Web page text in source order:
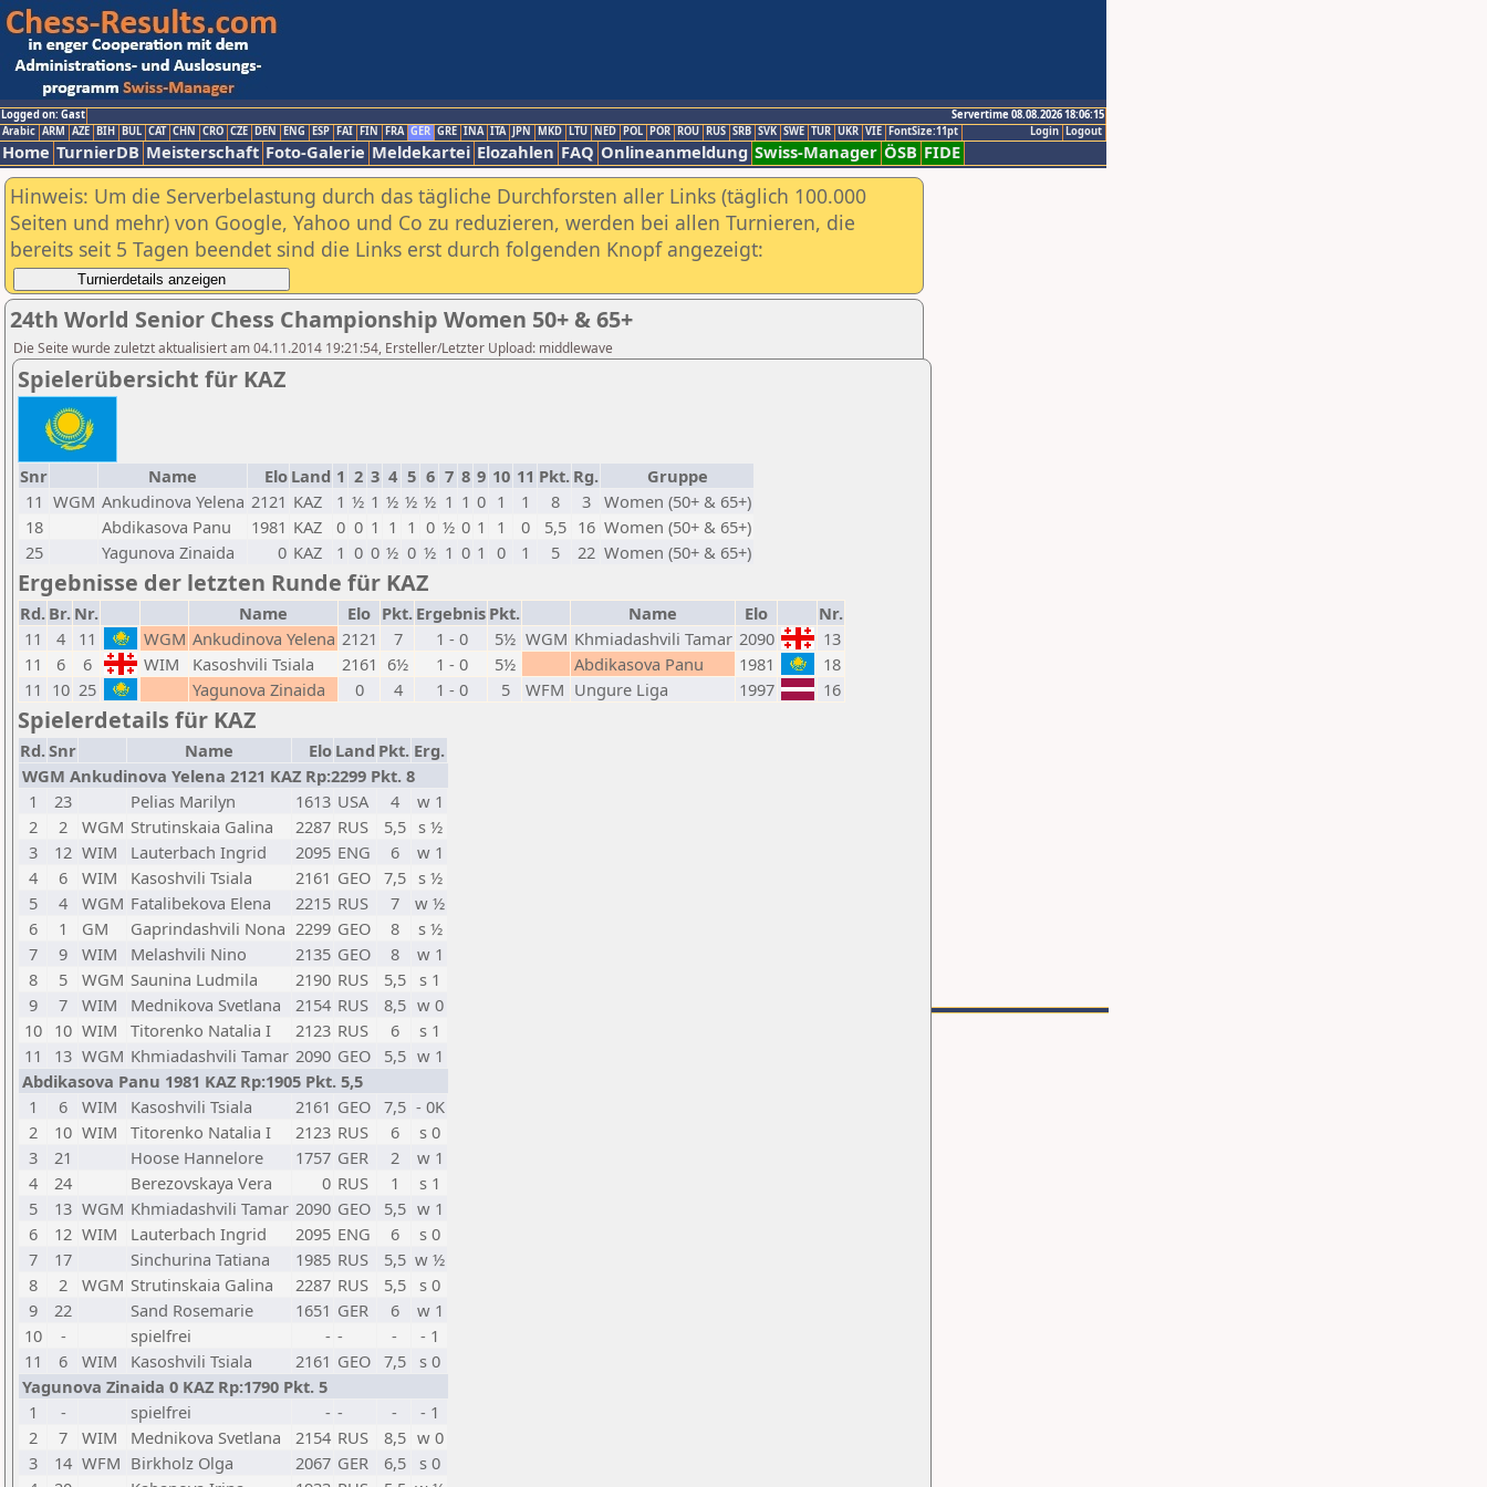
Logged on: Gast
Servertime 08.08.2026 18:06:15
Logout
Login
Arabic ARM AZE BIH BUL CAT CHN CRO CZE DEN ENG ESP FAI FIN FRA GER GRE INA ITA JPN MKD LTU NED POL POR ROU RUS SRB SVK SWE TUR UKR VIE FontSize:11pt
Home TurnierDB Meisterschaft Foto-Galerie Meldekartei Elozahlen FAQ Onlineanmeldung Swiss-Manager ÖSB FIDE
Hinweis: Um die Serverbelastung durch das tägliche Durchforsten aller Links (täglich 100.000
Seiten und mehr) von Google, Yahoo und Co zu reduzieren, werden bei allen Turnieren, die
bereits seit 5 Tagen beendet sind die Links erst durch folgenden Knopf angezeigt:
24th World Senior Chess Championship Women 50+ & 65+
Die Seite wurde zuletzt aktualisiert am 04.11.2014 19:21:54, Ersteller/Letzter Upload: middlewave
Spielerübersicht für KAZ
Snr Name Elo Land 1 2 3 4 5 6 7 8 9 10 11 Pkt. Rg.
Gruppe
11 WGM Ankudinova Yelena 2121 KAZ 1 ½ 1 ½ ½ ½ 1 1 0 1 1 8 3 Women (50+ & 65+)
18
Abdikasova Panu 1981 KAZ 0 0 1 1 1 0 ½ 0 1 1 0 5,5 16 Women (50+ & 65+)
25
Yagunova Zinaida 0 KAZ 1 0 0 ½ 0 ½ 1 0 1 0 1 5 22 Women (50+ & 65+)
Ergebnisse der letzten Runde für KAZ
Rd. Br. Nr. Name Elo Pkt. Ergebnis Pkt. Name Elo
Nr.
11
4 11 WGM Ankudinova Yelena 2121 7 1 - 0 5½ WGM Khmiadashvili Tamar 2090
13
11
6 6 WIM Kasoshvili Tsiala 2161 6½ 1 - 0 5½ Abdikasova Panu 1981
18
11 10 25 Yagunova Zinaida 0 4 1 - 0 5 WFM Ungure Liga 1997 16
Spielerdetails für KAZ
Rd.Snr Name Elo Land Pkt. Erg.
WGM Ankudinova Yelena 2121 KAZ Rp:2299 Pkt. 8
1
23 Pelias Marilyn 1613 USA 4
w 1
2
2 WGM Strutinskaia Galina 2287 RUS 5,5 s ½
3
12 WIM Lauterbach Ingrid 2095 ENG 6
w 1
4
6 WIM Kasoshvili Tsiala 2161 GEO 7,5 s ½
5
4 WGM Fatalibekova Elena 2215 RUS 7
w ½
6
1 GM Gaprindashvili Nona 2299 GEO 8
s ½
7
9 WIM Melashvili Nino 2135 GEO 8
w 1
8
5 WGM Saunina Ludmila 2190 RUS 5,5
s 1
9
7 WIM Mednikova Svetlana 2154 RUS 8,5 w 0
10 10 WIM Titorenko Natalia I 2123 RUS 6
s 1
11
13 WGM Khmiadashvili Tamar 2090 GEO 5,5 w 1
Abdikasova Panu 1981 KAZ Rp:1905 Pkt. 5,5
1
6 WIM Kasoshvili Tsiala 2161 GEO 7,5 - 0K
2
10 WIM Titorenko Natalia I 2123 RUS 6
s 0
3
21 Hoose Hannelore 1757 GER 2
w 1
4
24 Berezovskaya Vera 0 RUS 1
s 1
5
13 WGM Khmiadashvili Tamar 2090 GEO 5,5 w 1
6
12 WIM Lauterbach Ingrid 2095 ENG 6
s 0
7
17 Sinchurina Tatiana 1985 RUS 5,5 w ½
8
2 WGM Strutinskaia Galina 2287 RUS 5,5
s 0
9
22 Sand Rosemarie 1651 GER 6
w 1
10
- spielfrei - - -
- 1
11
6 WIM Kasoshvili Tsiala 2161 GEO 7,5
s 0
Yagunova Zinaida 0 KAZ Rp:1790 Pkt. 5
1
- spielfrei - - -
- 1
2
7 WIM Mednikova Svetlana 2154 RUS 8,5 w 0
3
14 WFM Birkholz Olga 2067 GER 6,5
s 0